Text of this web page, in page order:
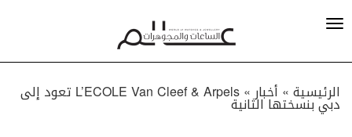
الرئيسية » أخبار» L’ECOLE Van Cleef & Arpels تعود إلى
دبي بنسختها الثانية